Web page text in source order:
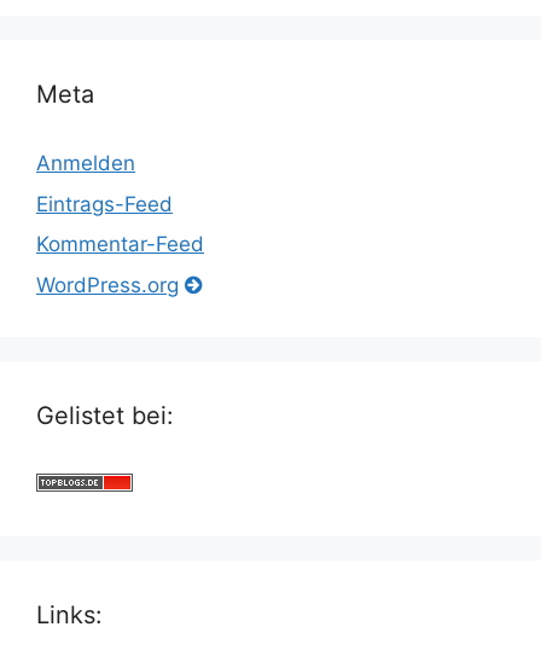
Meta
Anmelden
Eintrags-Feed
Kommentar-Feed
WordPress.org
Gelistet bei:
Links: